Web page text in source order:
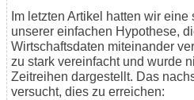
Im letzten Artikel hatten wir
unserer einfachen Hypothese,
Wirtschaftsdaten miteinander
zu stark vereinfacht und wurde
Zeitreihen dargestellt. Das
versucht, dies zu erreichen: